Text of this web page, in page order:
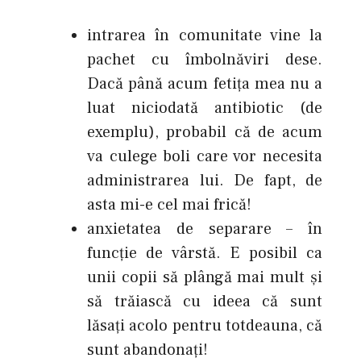
intrarea în comunitate vine la
pachet cu îmbolnăviri dese.
Dacă până acum fetiţa mea nu a
luat niciodată antibiotic (de
exemplu), probabil că de acum
va culege boli care vor necesita
administrarea lui. De fapt, de
asta mi-e cel mai frică!
anxietatea de separare – în
funcţie de vârstă. E posibil ca
unii copii să plângă mai mult şi
să trăiască cu ideea că sunt
lăsaţi acolo pentru totdeauna, că
sunt abandonaţi!